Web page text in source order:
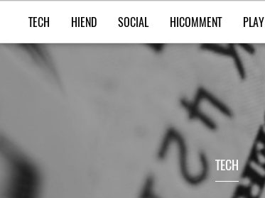
TECH HIEND SOCIAL HICOMMENT PLAY
TECH